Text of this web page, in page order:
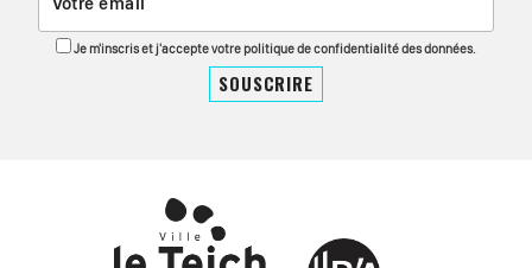
Je m'inscris et j'accepte votre politique de confidentialité des données.